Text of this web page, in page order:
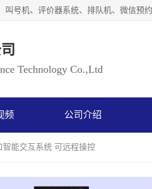
Technology Co.,Ltd
频 公司介绍
能交互系统 可远程操控